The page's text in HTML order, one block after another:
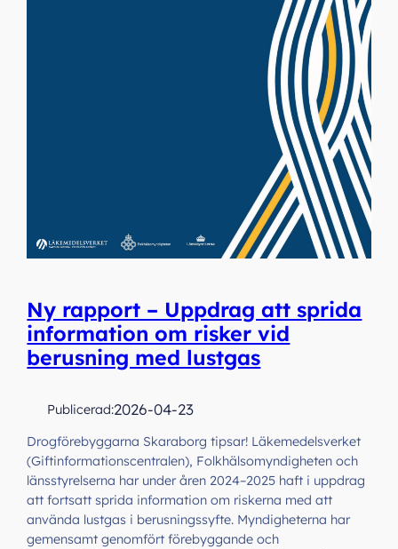
Ny rapport – Uppdrag att sprida
information om risker vid
berusning med lustgas
Publicerad:2026-04-23
Drogförebyggarna Skaraborg tipsar! Läkemedelsverket
(Giftinformationscentralen), Folkhälsomyndigheten och
länsstyrelserna har under åren 2024–2025 haft i uppdrag
att fortsatt sprida information om riskerna med att
använda lustgas i berusningssyfte. Myndigheterna har
gemensamt genomfört förebyggande och